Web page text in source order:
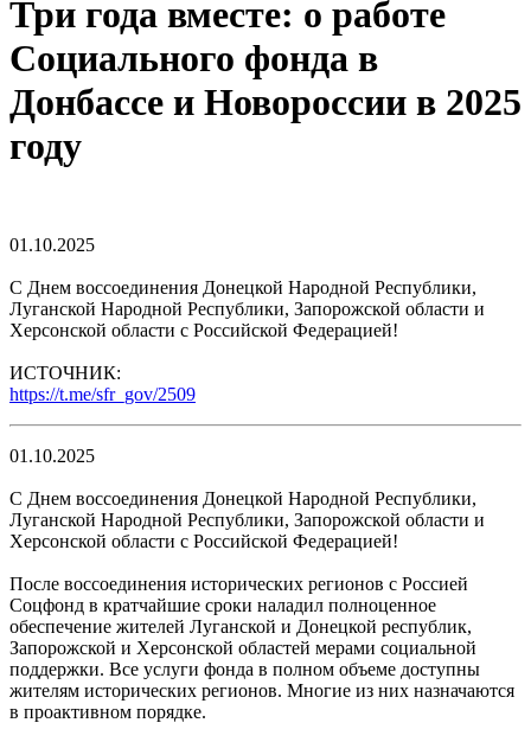
Три года вместе: о работе
Социального фонда в
Донбассе и Новороссии в 2025
году
01.10.2025
С Днем воссоединения Донецкой Народной Республики,
Луганской Народной Республики, Запорожской области и
Херсонской области с Российской Федерацией!
ИСТОЧНИК:
https://t.me/sfr_gov/2509
01.10.2025
С Днем воссоединения Донецкой Народной Республики,
Луганской Народной Республики, Запорожской области и
Херсонской области с Российской Федерацией!
После воссоединения исторических регионов с Россией
Соцфонд в кратчайшие сроки наладил полноценное
обеспечение жителей Луганской и Донецкой республик,
Запорожской и Херсонской областей мерами социальной
поддержки. Все услуги фонда в полном объеме доступны
жителям исторических регионов. Многие из них назначаются
в проактивном порядке.